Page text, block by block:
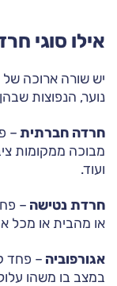
אילו סוגי
יש שורה ארוכה של
נוער, הנפוצות
חרדה חברתית –
מבוכה ממקומות
ועוד.
חרדת נטישה –
או מהבית או מכל
אגורפוביה – פחד
במצב בו משהו